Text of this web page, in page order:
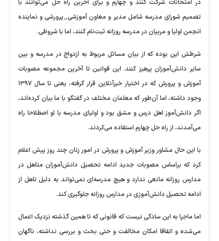
در امتحانات شرکت کنند و چهارم و برای آخرین راه حل می‌توانند با
تصمیم شورای مدرسه شامل مدیر و معاون آموزشی_پرورشی و نماینده
انجمن اولیا و مربیان در مدرسه روزانه ثبت‌نام کنند، اما با شروطی.
شرطش این بوده که از بیان مسائل مربوط به ازدواج در مدرسه و بین
سایر دانش‌آموزان پرهیز کنند. این قوانین تا آخرین مجموعه مصوبات
آموزش و پرورش که در اختیار خبرآنلاین قرار گرفته، یعنی تا سال ۱۳۹۷
وجود داشته، اما آن‌طور که معلمان مختلف در گفتگو با ما بیان کرده‌اند،
اگر دانش‌آموز اهل درس و مشق بود و اولیای مدرسه با او اصطلاحا راه
می‌آمدند، از راه حل چهارم استفاده می‌کردند.
با این حال مشاور وزیر آموزش و پرورش در امور زنان چند روز پیش اعلام
کرد که براساس مصوبات جدید ادامه تحصیل دانش‌آموزان متاهل در
مدارس روزانه مانعی ندارد و هیچ مدرسه‌ای نمی‌تواند به دلیل تاهل از
ادامه تحصیل دانش‌آموزی در مدارس روزانه جلوگیری کند.
اما ماجرا به این سادگی نیست که قانونی که تا همین گذشته نزدیک اعمال
می‌شده و اتفاقا امکان مخالفت و حتی بحث و بررسی نداشته، ناگهان